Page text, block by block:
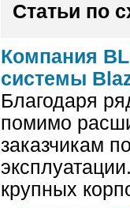
Статьи по
Компания
системы
Благодаря
помимо
заказчикам
крупных